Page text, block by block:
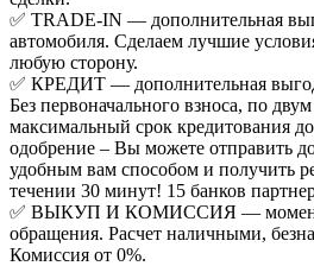
✅ TRADE-IN — дополнительная
автомобиля. Сделаем лучшие
любую сторону.
✅ КРЕДИТ — дополнительная
Без первоначального взноса, по
максимальный срок кредитования
одобрение – Вы можете отправить
удобным вам способом и получить
течении 30 минут! 15 банков
✅ ВЫКУП И КОМИССИЯ —
обращения. Расчет наличными,
Комиссия от 0%.